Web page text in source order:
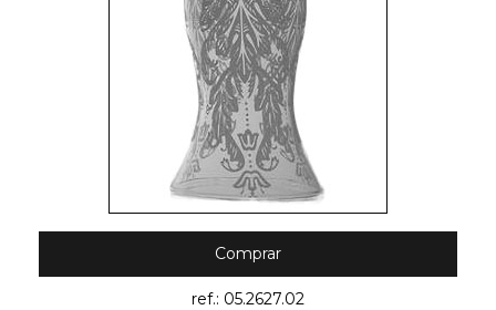
Comprar
ref.: 05.2627.02